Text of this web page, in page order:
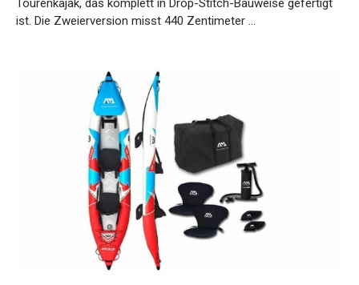
Tourenkajak, das komplett in Drop-Stitch-Bauweise gefertigt
ist. Die Zweierversion misst 440 Zentimeter …